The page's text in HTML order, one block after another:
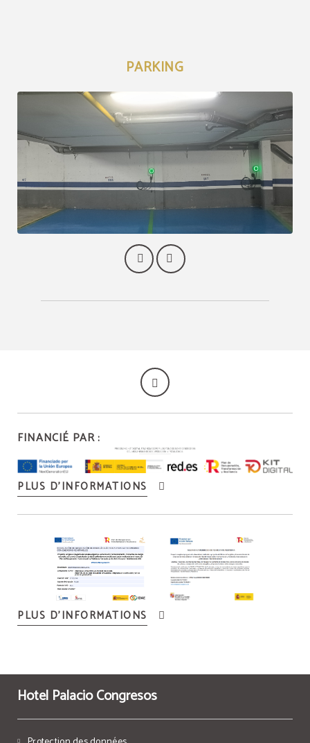
PARKING
FINANCIÉ PAR :
PLUS D’INFORMATIONS
PLUS D’INFORMATIONS
Hotel Palacio Congresos